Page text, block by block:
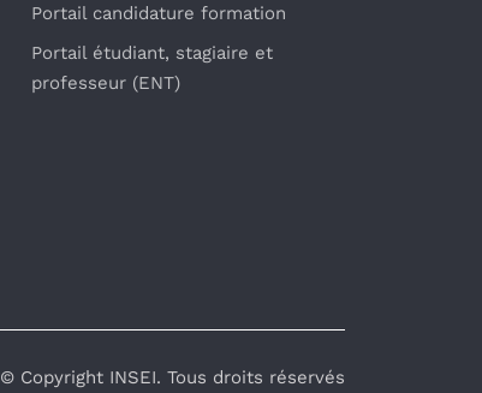
Portail candidature formation
Portail étudiant, stagiaire et
professeur (ENT)
© Copyright INSEI. Tous droits réservés